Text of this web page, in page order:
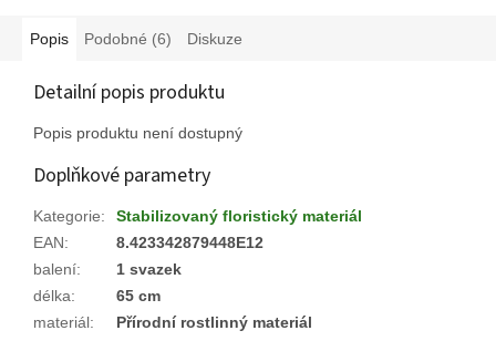
Popis Podobné (6) Diskuze
Detailní popis produktu
Popis produktu není dostupný
Doplňkové parametry
Kategorie:
Stabilizovaný floristický materiál
EAN:
8.423342879448E12
balení:
1 svazek
délka:
65 cm
materiál: Přírodní rostlinný materiál